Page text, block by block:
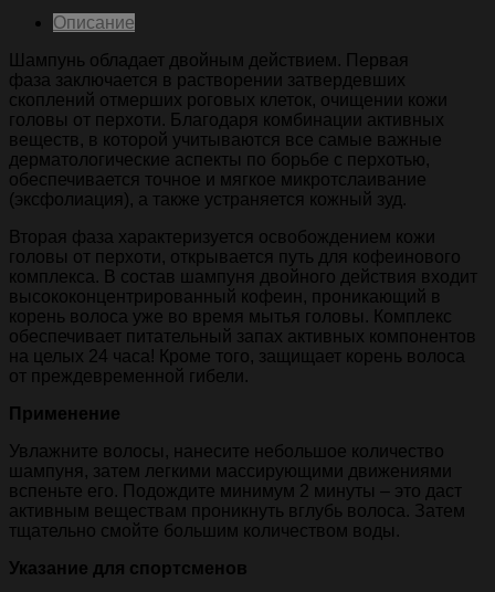
Описание
Шампунь обладает двойным действием. Первая
фаза заключается в растворении затвердевших
скоплений отмерших роговых клеток, очищении кожи
головы от перхоти. Благодаря комбинации активных
веществ, в которой учитываются все самые важные
дерматологические аспекты по борьбе с перхотью,
обеспечивается точное и мягкое микротслаивание
(эксфолиация), а также устраняется кожный зуд.
Вторая фаза характеризуется освобождением кожи
головы от перхоти, открывается путь для кофеинового
комплекса. В состав шампуня двойного действия входит
высококонцентрированный кофеин, проникающий в
корень волоса уже во время мытья головы. Комплекс
обеспечивает питательный запах активных компонентов
на целых 24 часа! Кроме того, защищает корень волоса
от преждевременной гибели.
Применение
Увлажните волосы, нанесите небольшое количество
шампуня, затем легкими массирующими движениями
вспеньте его. Подождите минимум 2 минуты – это даст
активным веществам проникнуть вглубь волоса. Затем
тщательно смойте большим количеством воды.
Указание для спортсменов